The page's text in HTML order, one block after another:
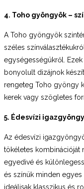
4. Toho gyöngyök –
A Toho gyöngyök
széles
egységességükről.
bonyolult dizájnok
rengeteg Toho gyöngy
kerek vagy szögletes
5. Édesvízi
Az édesvízi
tökéletes kombinációját
egyedivé és
és színük minden
ideálisak klasszikus és